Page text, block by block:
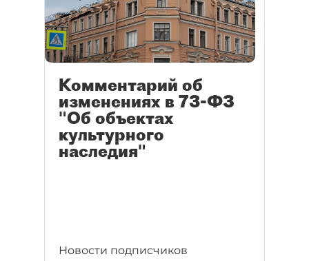
Комментарий об
изменениях в 73-ФЗ
"Об объектах
культурного
наследия"
Новости подписчиков